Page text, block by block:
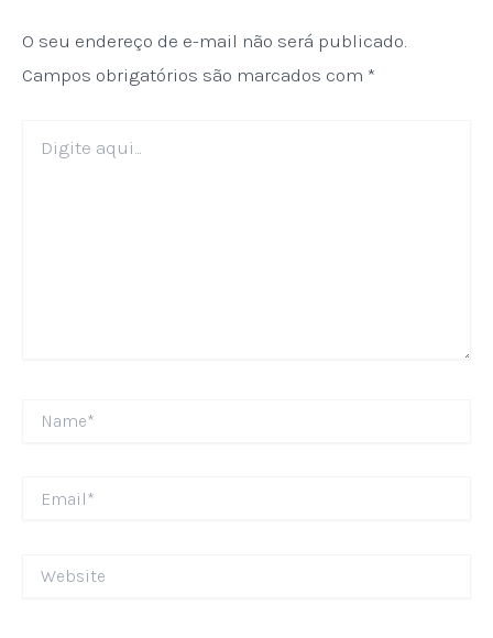
O seu endereço de e-mail não será publicado.
Campos obrigatórios são marcados com *
aqui...